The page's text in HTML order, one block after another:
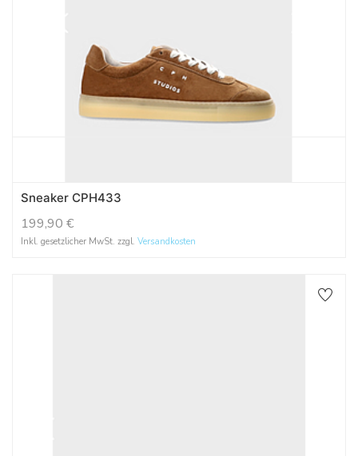
Sneaker CPH433
199,90 €
Inkl. gesetzlicher MwSt. zzgl. Versandkosten